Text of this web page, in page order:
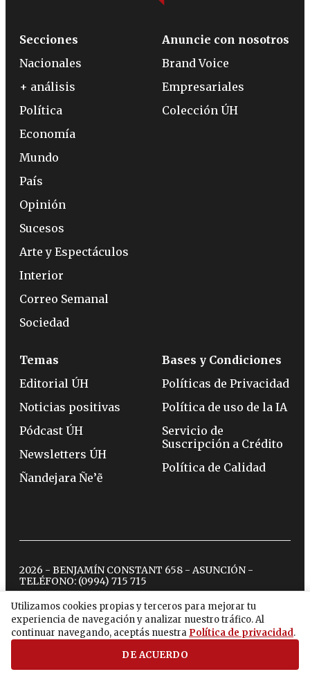
Utilizamos cookies propias y terceros para mejorar tu
experiencia de navegación y analizar nuestro tráfico. Al
continuar navegando, aceptás nuestra Política de privacidad.
DE ACUERDO
Secciones
Nacionales
+ análisis
Política
Economía
Mundo
País
Opinión
Sucesos
Arte y Espectáculos
Interior
Correo Semanal
Sociedad
Anuncie con nosotros
Brand Voice
Empresariales
Colección ÚH
Temas
Editorial ÚH
Noticias positivas
Pódcast ÚH
Newsletters ÚH
Ñandejara Ñe’ẽ
Bases y Condiciones
Políticas de Privacidad
Política de uso de la IA
Servicio de
Suscripción a Crédito
Política de Calidad
2026 - BENJAMÍN CONSTANT 658 - ASUNCIÓN -
TELÉFONO: (0994) 715 715
twitterinstagram
facebook
tiktokyoutubespotify